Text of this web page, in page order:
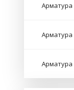
Арматура
Арматура
Арматура